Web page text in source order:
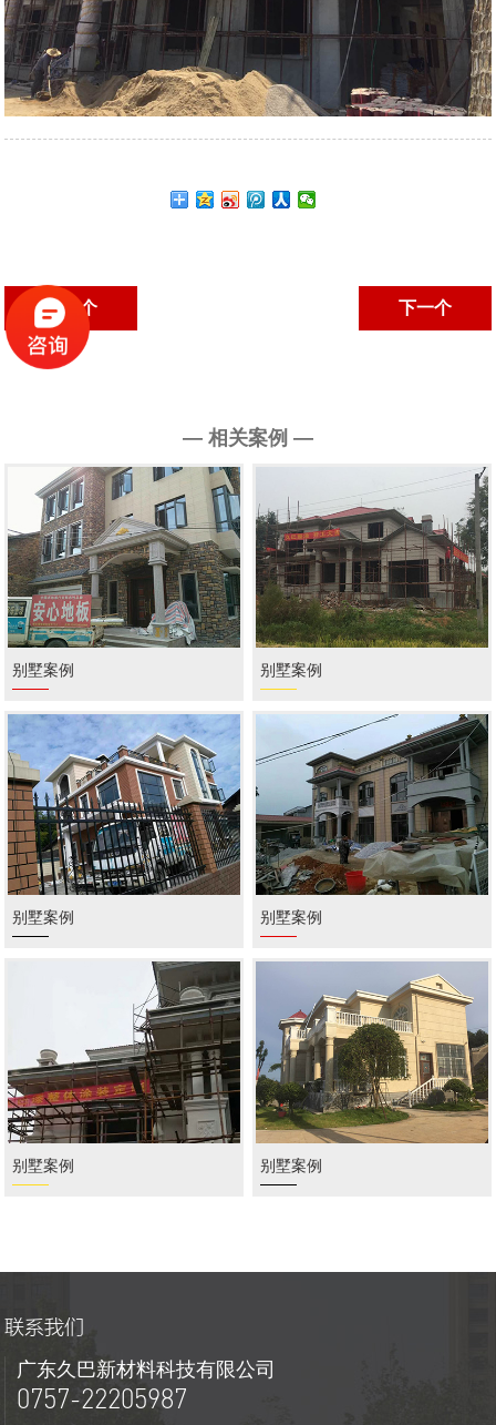
上一个 下一个
— 相关案例 —
别墅案例 别墅案例
别墅案例 别墅案例
别墅案例 别墅案例
联系我们
广东久巴新材料科技有限公司
0757-22205987